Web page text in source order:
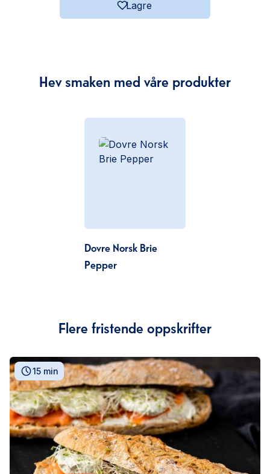
Lagre
Hev smaken med våre produkter
Dovre Norsk Brie
Pepper
Flere fristende oppskrifter
15 min